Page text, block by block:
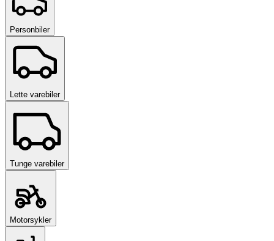
Personbiler
Lette varebiler
Tunge varebiler
Motorsykler